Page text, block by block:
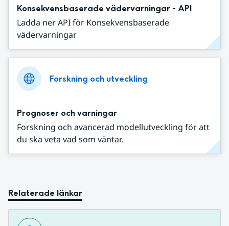
Konsekvensbaserade vädervarningar - API
Ladda ner API för Konsekvensbaserade
vädervarningar
Forskning och utveckling
Prognoser och varningar
Forskning och avancerad modellutveckling för att
du ska veta vad som väntar.
Relaterade länkar